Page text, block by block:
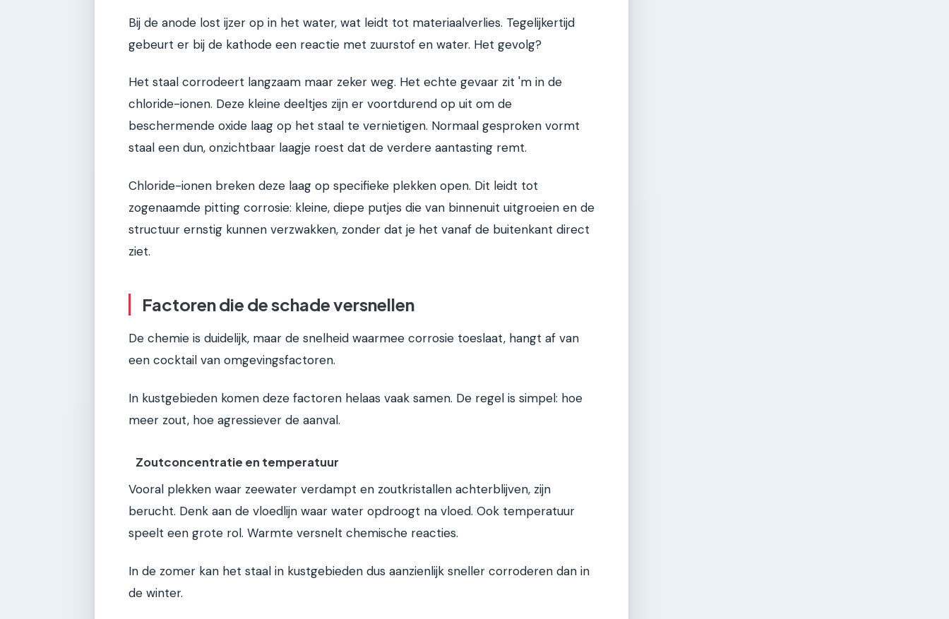
Bij de anode lost ijzer op in het water, wat leidt tot materiaalverlies. Tegelijkertijd
gebeurt er bij de kathode een reactie met zuurstof en water. Het gevolg?
Het staal corrodeert langzaam maar zeker weg. Het echte gevaar zit 'm in de
chloride-ionen. Deze kleine deeltjes zijn er voortdurend op uit om de
beschermende oxide laag op het staal te vernietigen. Normaal gesproken vormt
staal een dun, onzichtbaar laagje roest dat de verdere aantasting remt.
Chloride-ionen breken deze laag op specifieke plekken open. Dit leidt tot
zogenaamde pitting corrosie: kleine, diepe putjes die van binnenuit uitgroeien en de
structuur ernstig kunnen verzwakken, zonder dat je het vanaf de buitenkant direct
ziet.
Factoren die de schade versnellen
De chemie is duidelijk, maar de snelheid waarmee corrosie toeslaat, hangt af van
een cocktail van omgevingsfactoren.
In kustgebieden komen deze factoren helaas vaak samen. De regel is simpel: hoe
meer zout, hoe agressiever de aanval.
Zoutconcentratie en temperatuur
Vooral plekken waar zeewater verdampt en zoutkristallen achterblijven, zijn
berucht. Denk aan de vloedlijn waar water opdroogt na vloed. Ook temperatuur
speelt een grote rol. Warmte versnelt chemische reacties.
In de zomer kan het staal in kustgebieden dus aanzienlijk sneller corroderen dan in
de winter.